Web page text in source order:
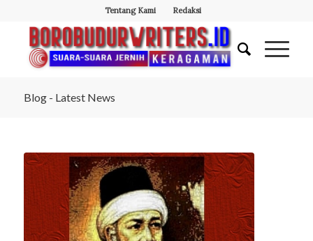
Tentang Kami Redaksi
Blog - Latest News